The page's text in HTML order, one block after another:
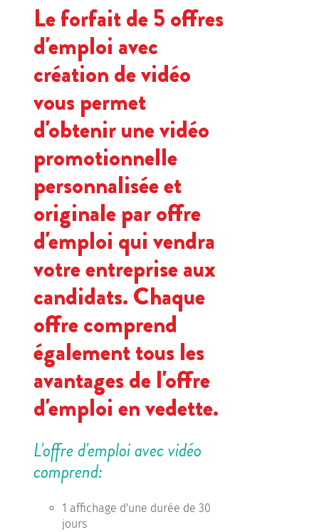
Le forfait de 5 offres
d'emploi avec
création de vidéo
vous permet
d'obtenir une vidéo
promotionnelle
personnalisée et
originale par offre
d'emploi qui vendra
votre entreprise aux
candidats. Chaque
offre comprend
également tous les
avantages de l'offre
d'emploi en vedette.
L'offre d'emploi avec vidéo
comprend:
1 affichage d'une durée de 30
jours